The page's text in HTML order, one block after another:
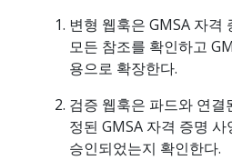
변형 웹훅은 GMSA 자격
모든 참조를 확인하고
용으로 확장한다.
검증 웹훅은 파드와 연
정된 GMSA 자격 증명 사
승인되었는지 확인한다.